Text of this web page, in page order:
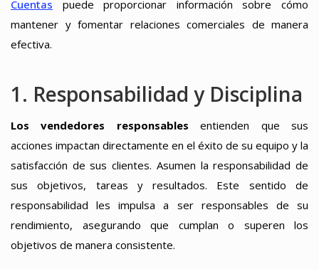
Cuentas puede proporcionar información sobre cómo
mantener y fomentar relaciones comerciales de manera
efectiva.
1. Responsabilidad y Disciplina
Los vendedores responsables entienden que sus
acciones impactan directamente en el éxito de su equipo y la
satisfacción de sus clientes. Asumen la responsabilidad de
sus objetivos, tareas y resultados. Este sentido de
responsabilidad les impulsa a ser responsables de su
rendimiento, asegurando que cumplan o superen los
objetivos de manera consistente.